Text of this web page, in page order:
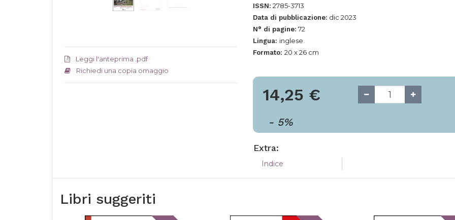
Leggi l'anteprima .pdf
Richiedi una copia omaggio
ISSN: 2785-3713
Data di pubblicazione: dic 2023
N° di pagine: 72
Lingua: inglese
Formato: 20 x 26 cm
14,25 €
- 5%
Extra:
Indice
Libri suggeriti